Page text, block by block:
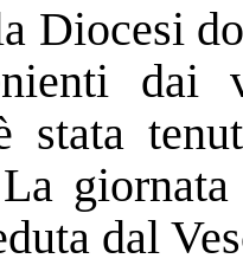
Diocesi
dai
stata
dal